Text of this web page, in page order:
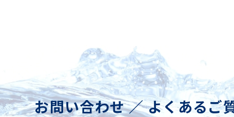
お問い合わせ ／ よくあるご